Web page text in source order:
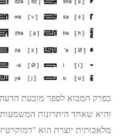
בפרק המבוא לספר מובעת
והיא שאחד היתרונות
מלאכותית יוצרת הוא